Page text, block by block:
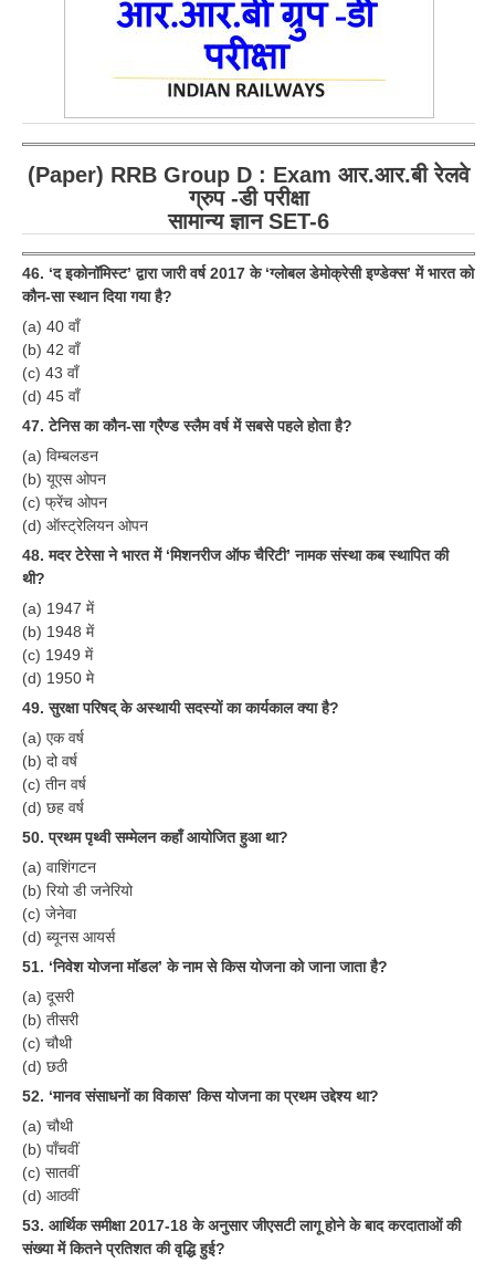
PARAMEDICAL CBT Study Notes
RRB RPF Constable STUDY NOTES
E-Books
ALP Exam Papers PDF
RRB ALP PSYCHO PDF
RRB NTPC Papers PDF
RRB J.E. Solved Papers
RRB Group-D Sample Papers
RRB GK Test Papers PDF
RRB EXAM : MATHS
RRB EXAM : ENGLISH
RRB Current Affairs PDF
RRB ALP
Loco Pilot Papers PDF
ALP Study Notes
ALP Study Notes (हिन्दी HINDI)
ALP Exam Syllabus
ALP Model Questions
ALP Notification
Psychological Tests
RRB NTPC
RRB NTPC PDF Notes
RRB NTPC PAPERS
RRB NTPC Notification 2025
RRB NTPC (CBT-1) Exam
RRB NTPC (CBT-2) Exam
RRB NTPC Syllabus
RRB NTPC Eligibility
RRB NTPC Medical Standards
(Paper) RRB Group D : Exam आर.आर.बी रेलवे
ग्रुप -डी परीक्षा
सामान्य ज्ञान SET-6
46. ‘द इकोनॉमिस्ट’ द्वारा जारी वर्ष 2017 के ‘ग्लोबल डेमोक्रेसी इण्डेक्स’ में भारत को
कौन-सा स्थान दिया गया है?
(a) 40 वाँ
(b) 42 वाँ
(c) 43 वाँ
(d) 45 वाँ
47. टेनिस का कौन-सा ग्रैण्ड स्लैम वर्ष में सबसे पहले होता है?
(a) विम्बलडन
(b) यूएस ओपन
(c) फ्रेंच ओपन
(d) ऑस्ट्रेलियन ओपन
48. मदर टेरेसा ने भारत में ‘मिशनरीज ऑफ चैरिटी’ नामक संस्था कब स्थापित की
थी?
(a) 1947 में
(b) 1948 में
(c) 1949 में
(d) 1950 मे
49. सुरक्षा परिषद् के अस्थायी सदस्यों का कार्यकाल क्या है?
(a) एक वर्ष
(b) दो वर्ष
(c) तीन वर्ष
(d) छह वर्ष
50. प्रथम पृथ्वी सम्मेलन कहाँ आयोजित हुआ था?
(a) वाशिंगटन
(b) रियो डी जनेरियो
(c) जेनेवा
(d) ब्यूनस आयर्स
51. ‘निवेश योजना मॉडल’ के नाम से किस योजना को जाना जाता है?
(a) दूसरी
(b) तीसरी
(c) चौथी
(d) छठी
52. ‘मानव संसाधनों का विकास’ किस योजना का प्रथम उद्देश्य था?
(a) चौथी
(b) पाँचवीं
(c) सातवीं
(d) आठवीं
53. आर्थिक समीक्षा 2017-18 के अनुसार जीएसटी लागू होने के बाद करदाताओं की
संख्या में कितने प्रतिशत की वृद्धि हुई?